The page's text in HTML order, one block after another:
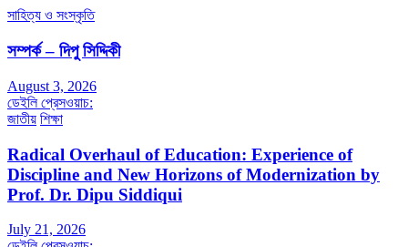
সাহিত্য ও সংস্কৃতি
সম্পর্ক – দিপু সিদ্দিকী
August 3, 2026
ডেইলি প্রেসওয়াচ:
জাতীয় শিক্ষা
Radical Overhaul of Education: Experience of
Discipline and New Horizons of Modernization by
Prof. Dr. Dipu Siddiqui
July 21, 2026